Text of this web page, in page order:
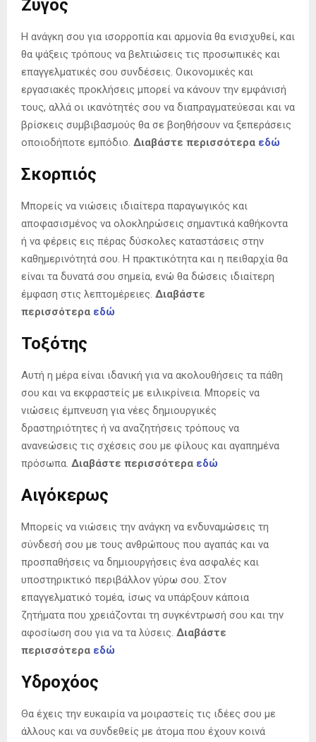
Ζυγός
Η ανάγκη σου για ισορροπία και αρμονία θα ενισχυθεί, και
θα ψάξεις τρόπους να βελτιώσεις τις προσωπικές και
επαγγελματικές σου συνδέσεις. Οικονομικές και
εργασιακές προκλήσεις μπορεί να κάνουν την εμφάνισή
τους, αλλά οι ικανότητές σου να διαπραγματεύεσαι και να
βρίσκεις συμβιβασμούς θα σε βοηθήσουν να ξεπεράσεις
οποιοδήποτε εμπόδιο. Διαβάστε περισσότερα εδώ
Σκορπιός
Μπορείς να νιώσεις ιδιαίτερα παραγωγικός και
αποφασισμένος να ολοκληρώσεις σημαντικά καθήκοντα
ή να φέρεις εις πέρας δύσκολες καταστάσεις στην
καθημερινότητά σου. Η πρακτικότητα και η πειθαρχία θα
είναι τα δυνατά σου σημεία, ενώ θα δώσεις ιδιαίτερη
έμφαση στις λεπτομέρειες. Διαβάστε
περισσότερα εδώ
Τοξότης
Αυτή η μέρα είναι ιδανική για να ακολουθήσεις τα πάθη
σου και να εκφραστείς με ειλικρίνεια. Μπορείς να
νιώσεις έμπνευση για νέες δημιουργικές
δραστηριότητες ή να αναζητήσεις τρόπους να
ανανεώσεις τις σχέσεις σου με φίλους και αγαπημένα
πρόσωπα. Διαβάστε περισσότερα εδώ
Αιγόκερως
Μπορείς να νιώσεις την ανάγκη να ενδυναμώσεις τη
σύνδεσή σου με τους ανθρώπους που αγαπάς και να
προσπαθήσεις να δημιουργήσεις ένα ασφαλές και
υποστηρικτικό περιβάλλον γύρω σου. Στον
επαγγελματικό τομέα, ίσως να υπάρξουν κάποια
ζητήματα που χρειάζονται τη συγκέντρωσή σου και την
αφοσίωση σου για να τα λύσεις. Διαβάστε
περισσότερα εδώ
Υδροχόος
Θα έχεις την ευκαιρία να μοιραστείς τις ιδέες σου με
άλλους και να συνδεθείς με άτομα που έχουν κοινά